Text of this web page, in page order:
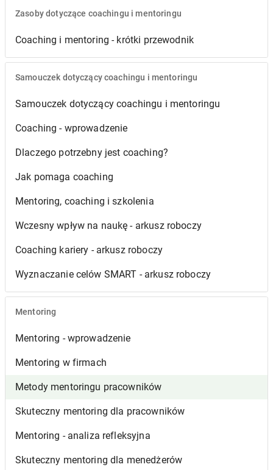
Zasoby dotyczące coachingu i mentoringu
Coaching i mentoring - krótki przewodnik
Samouczek dotyczący coachingu i mentoringu
Samouczek dotyczący coachingu i mentoringu
Coaching - wprowadzenie
Dlaczego potrzebny jest coaching?
Jak pomaga coaching
Mentoring, coaching i szkolenia
Wczesny wpływ na naukę - arkusz roboczy
Coaching kariery - arkusz roboczy
Wyznaczanie celów SMART - arkusz roboczy
Mentoring
Mentoring - wprowadzenie
Mentoring w firmach
Metody mentoringu pracowników
Skuteczny mentoring dla pracowników
Mentoring - analiza refleksyjna
Skuteczny mentoring dla menedżerów